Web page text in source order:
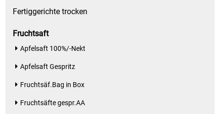
Fertiggerichte trocken
Fruchtsaft
Apfelsaft 100%/-Nekt
Apfelsaft Gespritz
Fruchtsäf.Bag in Box
Fruchtsäfte gespr.AA